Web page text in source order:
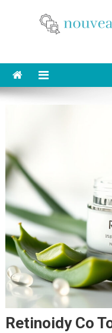
Retinoidy Co